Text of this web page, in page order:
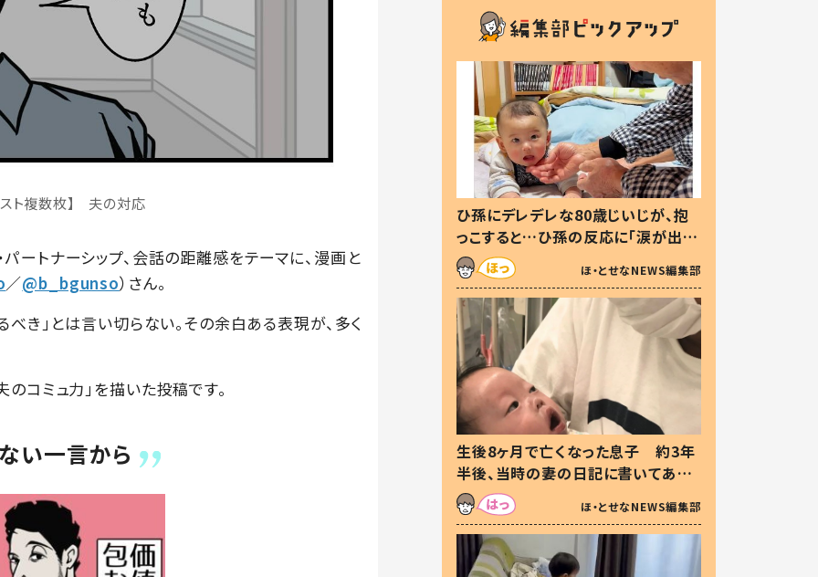
スト複数枚】 夫の対応
トナーシップ、会話の距離感をテーマに、漫画と
／@b_bgunso）さん。
べき」とは言い切らない。その余白ある表現が、多く
コミュ力」を描いた投稿です。
い一言から
ひ孫にデレデレな80歳じいじが、抱
っこすると…ひ孫の反応に「涙が出ま
した」「可愛くて仕方ない」
ほ・とせなNEWS編集部
生後8ヶ月で亡くなった息子 約3年
半後、当時の妻の日記に書いてあっ
た本音とは
ほ・とせなNEWS編集部